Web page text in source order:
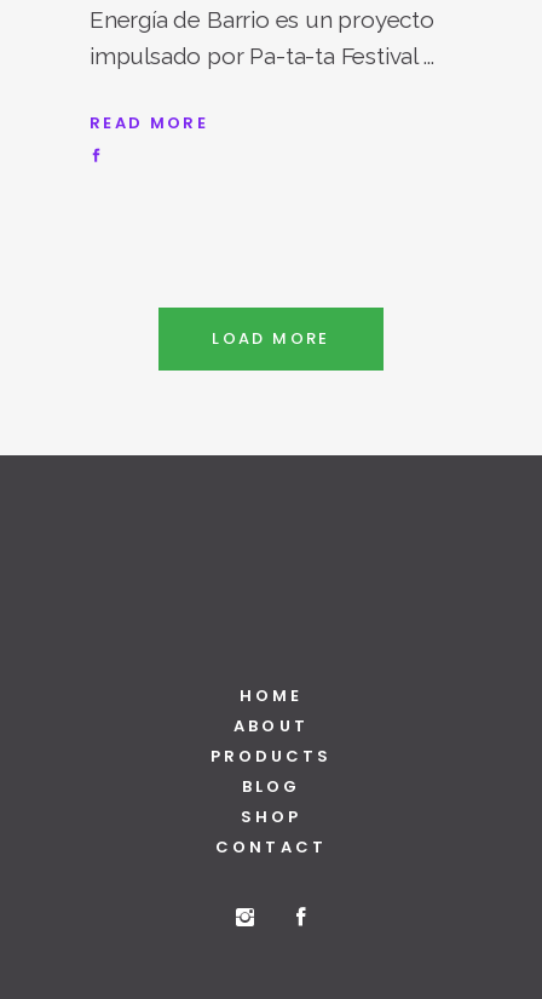
Energía de Barrio es un proyecto
impulsado por Pa-ta-ta Festival
READ MORE
LOAD MORE
HOME
ABOUT
PRODUCTS
BLOG
SHOP
CONTACT